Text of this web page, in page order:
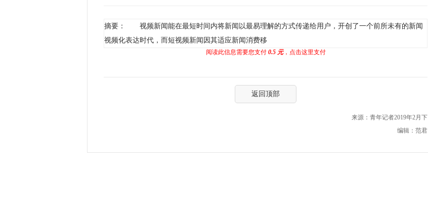
摘要： 视频新闻能在最短时间内将新闻以最易理解的方式传递给用户，开创了一个前所未有的新闻
视频化表达时代，而短视频新闻因其适应新闻消费移
阅读此信息需要您支付 0.5 元，点击这里支付
返回顶部
来源：青年记者2019年2月下
编辑：范君